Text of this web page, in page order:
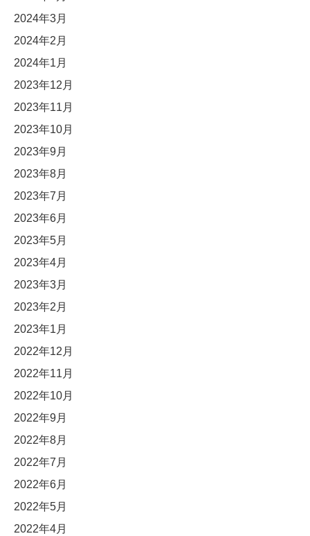
2024年3月
2024年2月
2024年1月
2023年12月
2023年11月
2023年10月
2023年9月
2023年8月
2023年7月
2023年6月
2023年5月
2023年4月
2023年3月
2023年2月
2023年1月
2022年12月
2022年11月
2022年10月
2022年9月
2022年8月
2022年7月
2022年6月
2022年5月
2022年4月